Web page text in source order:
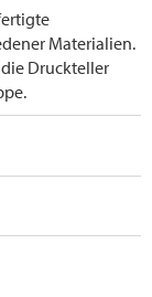
Materialien.
Druckteller